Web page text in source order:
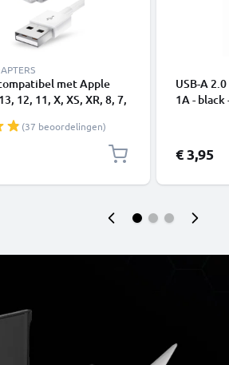
met Apple
12, 11, X, XS, XR, 8, 7,
(37 beoordelingen)
USB-A
1A - black
€ 3,95